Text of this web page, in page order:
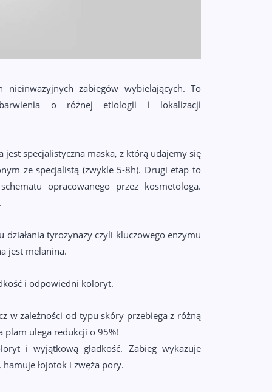
zabiegów wybielających. To
o różnej etiologii i lokalizacji
jest specjalistyczna maska, z którą udajemy się
ze specjalistą (zwykle 5-8h). Drugi etap to
opracowanego przez kosmetologa.
tyrozynazy czyli kluczowego enzymu
jest melanina.
i odpowiedni koloryt.
w zależności od typu skóry przebiega z różną
plam ulega redukcji o 95%!
i wyjątkową gładkość. Zabieg wykazuje
łojotok i zwęża pory.